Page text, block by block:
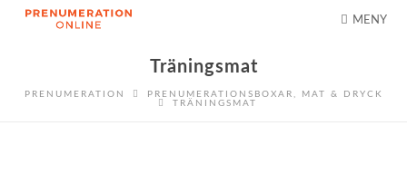
MENY
Träningsmat
PRENUMERATION PRENUMERATIONSBOXAR ,
MAT & DRYCK
TRÄNINGSMAT